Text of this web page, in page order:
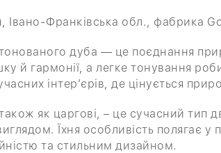
Івано-Франківська обл., фабрика
дуба — це поєднання
й гармонії, а легке тонування
інтер’єрів, де цінується
як царгові, – це сучасний тип
Їхня особливість полягає
та стильним дизайном.